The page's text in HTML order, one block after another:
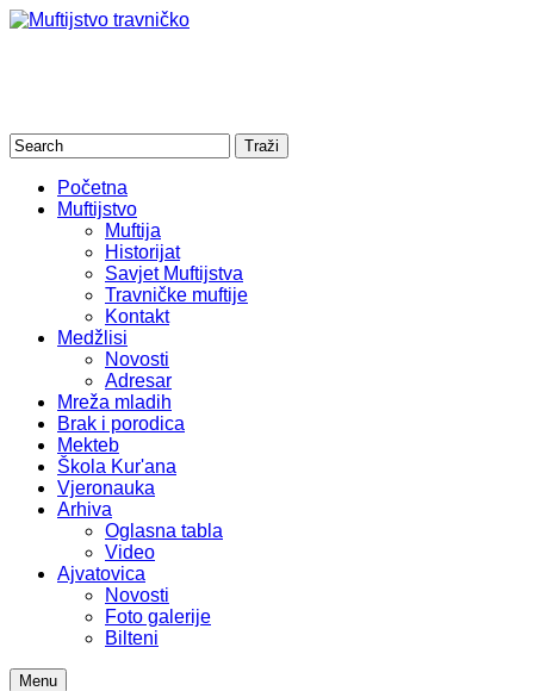
Početna
Muftijstvo
Muftija
Historijat
Savjet Muftijstva
Travničke muftije
Kontakt
Medžlisi
Novosti
Adresar
Mreža mladih
Brak i porodica
Mekteb
Škola Kur'ana
Vjeronauka
Arhiva
Oglasna tabla
Video
Ajvatovica
Novosti
Foto galerije
Bilteni
Menu